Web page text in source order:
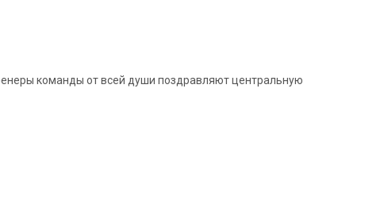
команды от всей души поздравляют центральную